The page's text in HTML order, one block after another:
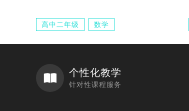
高中二年级 数学
个性化教学
针对性课程服务